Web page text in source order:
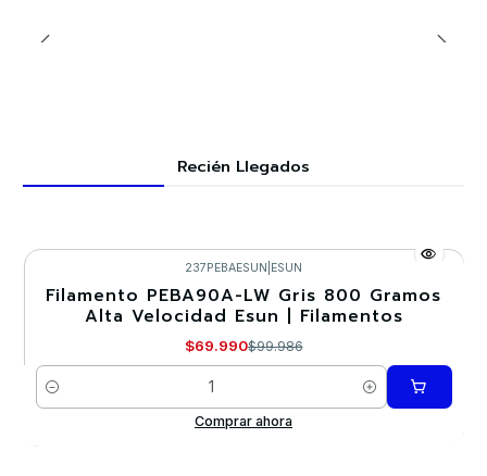
Recién Llegados
-30%
237PEBAESUN ESUN
Filamento PEBA90A-LW Gris 800 Gramos
Alta Velocidad Esun | Filamentos
$69.990$99.986
Cantidad
Comprar ahora